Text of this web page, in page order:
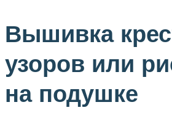
Вышивка
узоров или
на подушке